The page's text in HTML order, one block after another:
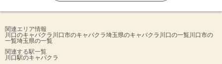
関連エリア情報
川口のキャバクラ 川口市のキャバクラ埼玉県のキャバクラ 川口の一覧川口市の
一覧埼玉県の一覧
関連する駅一覧
川口駅のキャバクラ